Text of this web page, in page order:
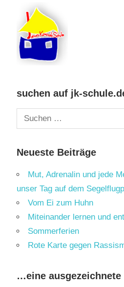
suchen auf jk-
Suchen
nach:
Neueste Beiträge
Mut, Adrenalin und jede
unser Tag auf dem
Vom Ei zum Huhn
Miteinander lernen und
Sommerferien
Rote Karte gegen
…eine ausgezeichnete